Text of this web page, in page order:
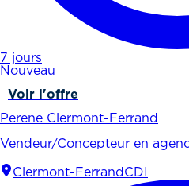
7 jours
Nouveau
Voir l'offre
Perene Clermont-Ferrand
Vendeur/Concepteur en
Clermont-Ferrand CDI